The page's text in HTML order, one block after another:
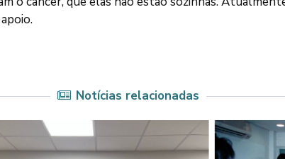
Notícias relacionadas